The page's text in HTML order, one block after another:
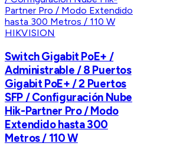
HIKVISION
Switch Gigabit PoE+ /
Administrable / 8 Puertos
Gigabit PoE+ / 2 Puertos
SFP / Configuración Nube
Hik-Partner Pro / Modo
Extendido hasta 300
Metros / 110 W